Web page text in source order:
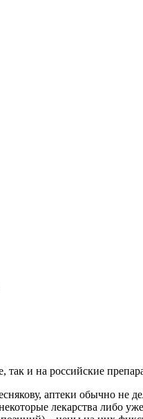
так и на российские
аптеки обычно не
лекарства либо